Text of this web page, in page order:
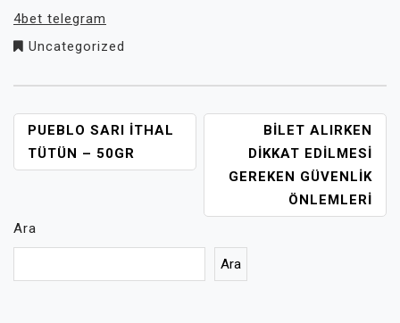
4bet telegram
Uncategorized
YAZI
GEZINMESI
PUEBLO SARI İTHAL
TÜTÜN – 50GR
BILET ALIRKEN
DIKKAT EDILMESI
GEREKEN GÜVENLIK
ÖNLEMLERI
Ara
Ara